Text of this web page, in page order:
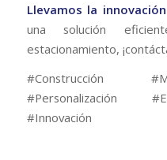
Llevamos la
una solución
estacionamiento,
#Construcción
#Personalización
#Innovación